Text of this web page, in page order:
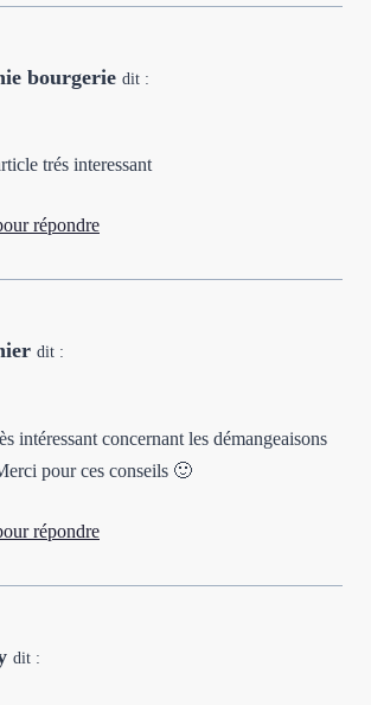
bourgerie dit :
trés interessant
répondre
dit :
intéressant concernant les démangeaisons
pour ces conseils 🙂
répondre
dit :